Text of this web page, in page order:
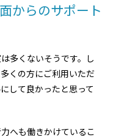
からのサポート
多くないそうです。し
くの方にご利用いただ
して良かったと思って
へも働きかけているこ